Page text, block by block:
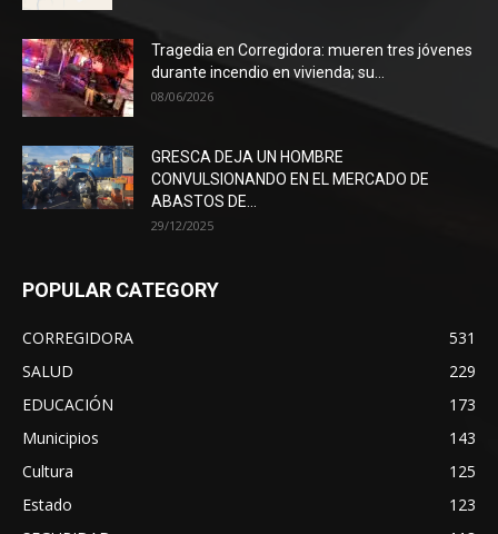
Tragedia en Corregidora: mueren tres jóvenes
durante incendio en vivienda; su...
08/06/2026
GRESCA DEJA UN HOMBRE
CONVULSIONANDO EN EL MERCADO DE
ABASTOS DE...
29/12/2025
POPULAR CATEGORY
CORREGIDORA
531
SALUD
229
EDUCACIÓN
173
Municipios
143
Cultura
125
Estado
123